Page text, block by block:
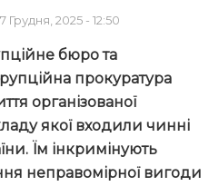
Грудня, 2025 - 12:50
бюро та
прокуратура
організованої
якої входили чинні
Їм інкримінують
неправомірної вигоди